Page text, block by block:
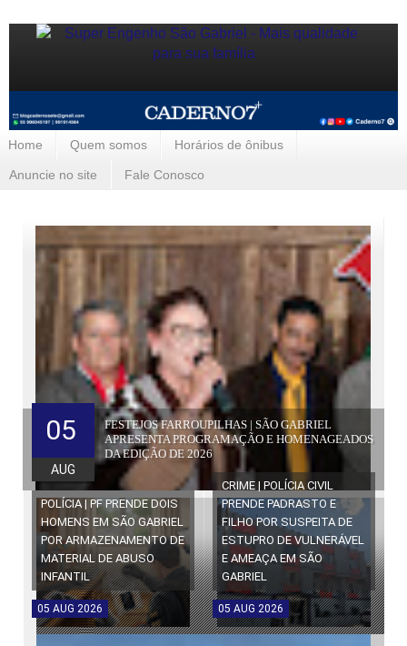
Home Quem somos Horários de ônibus
Anuncie no site Fale Conosco
FESTEJOS FARROUPILHAS | SÃO GABRIEL
APRESENTA PROGRAMAÇÃO E HOMENAGEADOS
DA EDIÇÃO DE 2026
05
AUG
POLÍCIA | PF PRENDE DOIS
HOMENS EM SÃO GABRIEL
POR ARMAZENAMENTO DE
MATERIAL DE ABUSO
INFANTIL
05 AUG 2026
CRIME | POLÍCIA CIVIL
PRENDE PADRASTO E
FILHO POR SUSPEITA DE
ESTUPRO DE VULNERÁVEL
E AMEAÇA EM SÃO
GABRIEL
05 AUG 2026